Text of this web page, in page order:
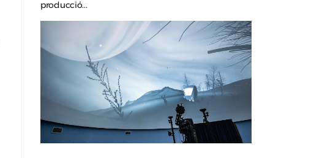
producció...